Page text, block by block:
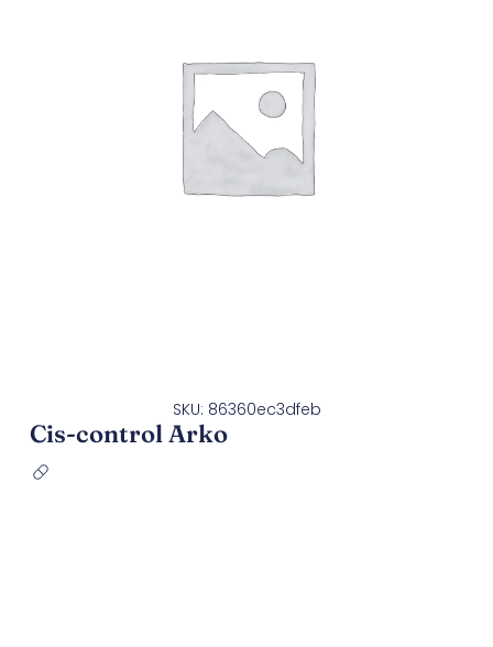
SKU: 86360ec3dfeb
Cis-control Arko